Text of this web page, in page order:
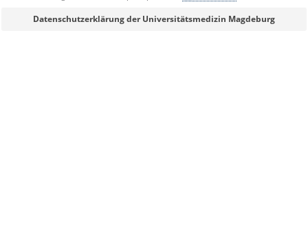
Sie können eine Nachricht versenden an:Webmaster
Datenschutzerklärung der Universitätsmedizin Magdeburg